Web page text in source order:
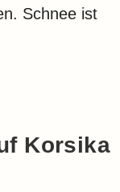
Schnee ist
Korsika